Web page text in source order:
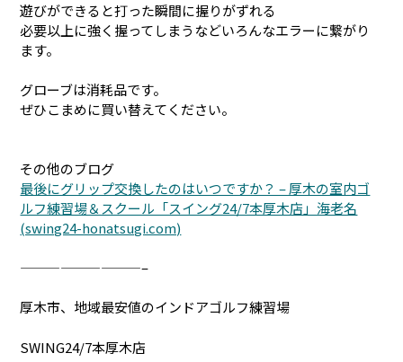
遊びができると打った瞬間に握りがずれる
必要以上に強く握ってしまうなどいろんなエラーに繋がり
ます。
グローブは消耗品です。
ぜひこまめに買い替えてください。
その他のブログ
最後にグリップ交換したのはいつですか？ – 厚木の室内ゴ
ルフ練習場＆スクール「スイング24/7本厚木店」海老名
(swing24-honatsugi.com)
—————————–
厚木市、地域最安値のインドアゴルフ練習場
SWING24/7本厚木店